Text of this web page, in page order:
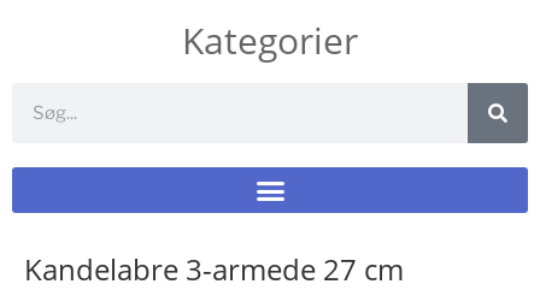
Kategorier
Kandelabre 3-armede 27 cm